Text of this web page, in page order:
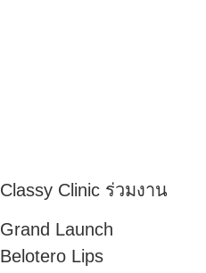
Classy Clinic ร่วมงาน
Grand Launch
Belotero Lips